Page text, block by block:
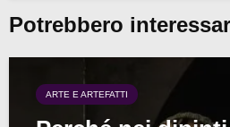
Potrebbero
ARTE E ARTEFATTI